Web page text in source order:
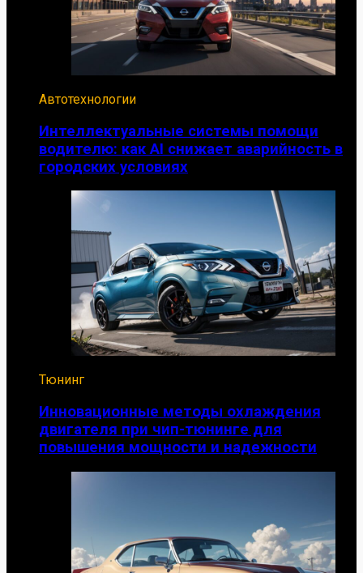
Автотехнологии
Интеллектуальные системы помощи
водителю: как AI снижает аварийность в
городских условиях
Тюнинг
Инновационные методы охлаждения
двигателя при чип-тюнинге для
повышения мощности и надежности